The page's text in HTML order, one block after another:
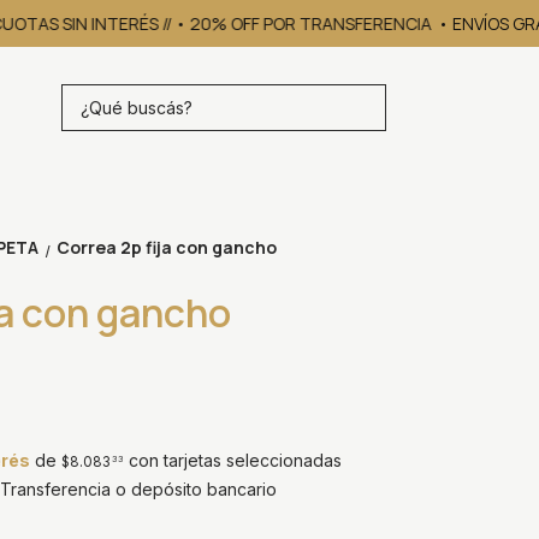
SIN INTERÉS // • 20% OFF POR TRANSFERENCIA • ENVÍOS
/ Correa 2p fija con gancho
con gancho
de $8.083 33 con tarjetas seleccionadas
o depósito bancario